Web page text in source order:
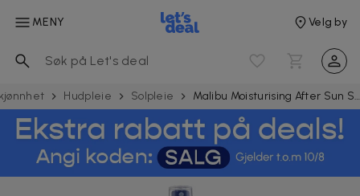
MENY Velg by
Hudpleie Solpleie Malibu Moisturising After Sun Spray 200ml